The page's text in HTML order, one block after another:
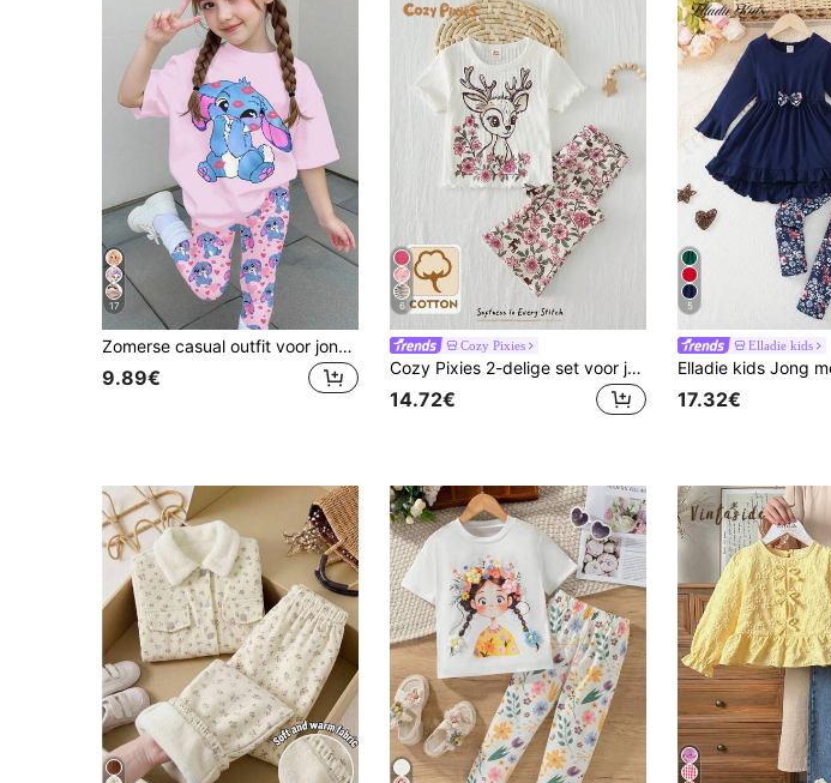
17
Zomerse casual outfit voor jonge meisjes: schattig T-shirt met konijnenprint, verlaagde schouders en losse pasvorm, geschikt voor dagelijks gebruik en woon-werkverkeer. Set bestaande uit een losvallend T-shirt en een broek met konijnenprint.
9.89€
6
Cozy Pixies
Cozy Pixies 2-delige set voor jonge meisjes: gebreide top met cartoon dierenprint, korte mouwen, ronde hals en broek met elastische taille.
14.72€
5
Elladie kids
17.32€